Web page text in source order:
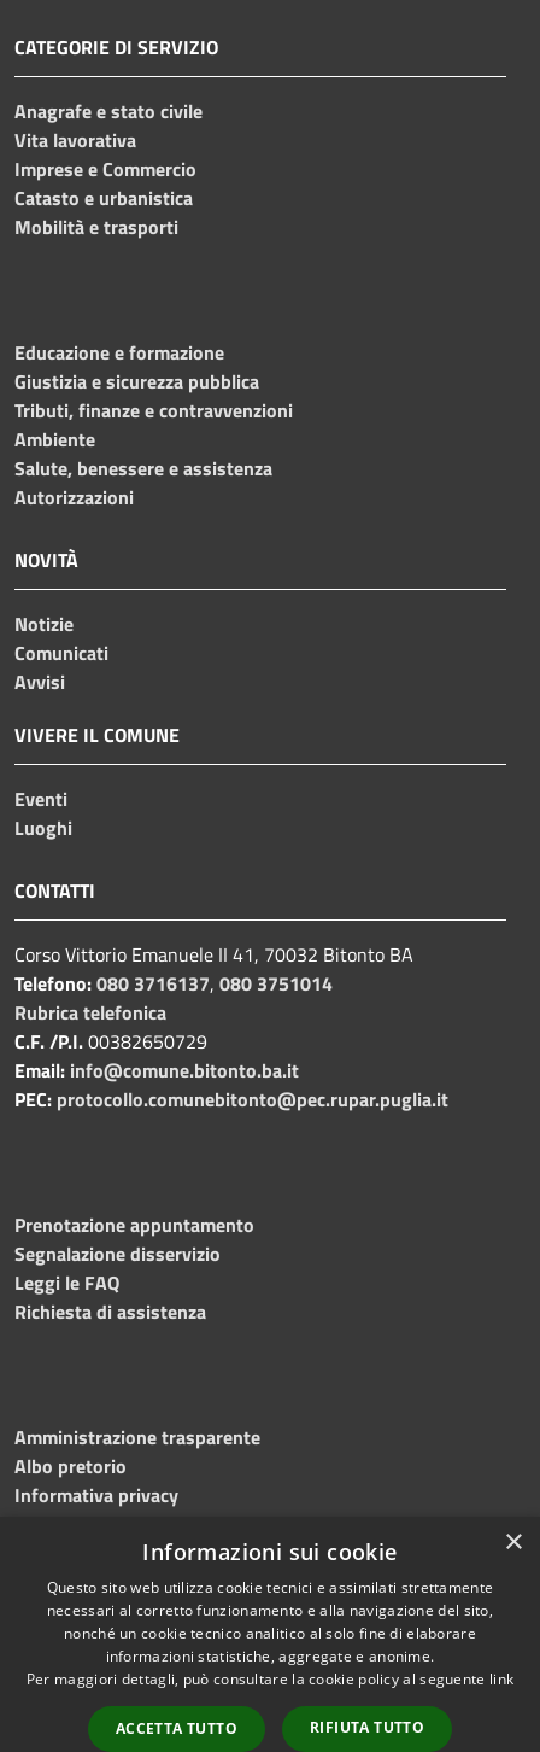
CATEGORIE DI SERVIZIO
Anagrafe e stato civile
Vita lavorativa
Imprese e Commercio
Catasto e urbanistica
Mobilità e trasporti
Educazione e formazione
Giustizia e sicurezza pubblica
Tributi, finanze e contravvenzioni
Ambiente
Salute, benessere e assistenza
Autorizzazioni
NOVITÀ
Notizie
Comunicati
Avvisi
VIVERE IL COMUNE
Eventi
Luoghi
CONTATTI
Corso Vittorio Emanuele II 41, 70032 Bitonto BA
Telefono:080 3716137, 080 3751014
Rubrica telefonica
C.F. /P.I.00382650729
Email: info@comune.bitonto.ba.it
PEC: protocollo.comunebitonto@pec.rupar.puglia.it
Prenotazione appuntamento
Segnalazione disservizio
Leggi le FAQ
Richiesta di assistenza
Amministrazione trasparente
Albo pretorio
Informativa privacy
Dichiarazione di accessibilità Meccanismo di feedback
RSS
Accessibilità
Copyright © 2026 • Comune di
Bitonto • Powered by
Municipium•
Accesso
×
Informazioni sui cookie
Questo sito web utilizza cookie tecnici e assimilati strettamente
necessari al corretto funzionamento e alla navigazione del sito,
nonché un cookie tecnico analitico al solo fine di elaborare
informazioni statistiche, aggregate e anonime.
Per maggiori dettagli, può consultare la cookie policy al seguente link
ACCETTA TUTTO RIFIUTA TUTTO